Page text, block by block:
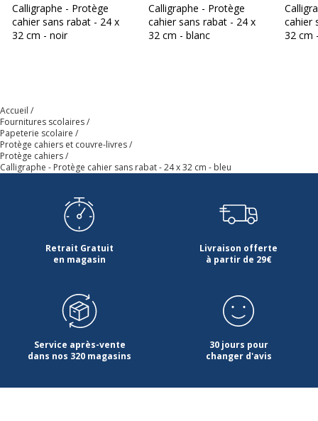
Calligraphe - Protège
cahier sans rabat - 24 x
32 cm - noir
Calligraphe - Protège
cahier sans rabat - 24 x
32 cm - blanc
cahier
32 cm
Accueil
Fournitures scolaires
Papeterie scolaire
Protège cahiers et couvre-livres
Protège cahiers
Calligraphe - Protège cahier sans rabat - 24 x 32 cm - bleu
Retrait Gratuit
en magasin
Livraison offerte
à partir de 29€
Service après-vente
dans nos 320 magasins
30 jours pour
changer d'avis